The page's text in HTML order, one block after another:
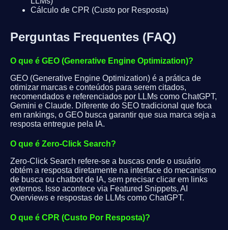
Cálculo de CPR (Custo por Resposta)
Perguntas Frequentes (FAQ)
O que é GEO (Generative Engine Optimization)?
GEO (Generative Engine Optimization) é a prática de
otimizar marcas e conteúdos para serem citados,
recomendados e referenciados por LLMs como ChatGPT,
Gemini e Claude. Diferente do SEO tradicional que foca
em rankings, o GEO busca garantir que sua marca seja a
resposta entregue pela IA.
O que é Zero-Click Search?
Zero-Click Search refere-se a buscas onde o usuário
obtém a resposta diretamente na interface do mecanismo
de busca ou chatbot de IA, sem precisar clicar em links
externos. Isso acontece via Featured Snippets, AI
Overviews e respostas de LLMs como ChatGPT.
O que é CPR (Custo Por Resposta)?